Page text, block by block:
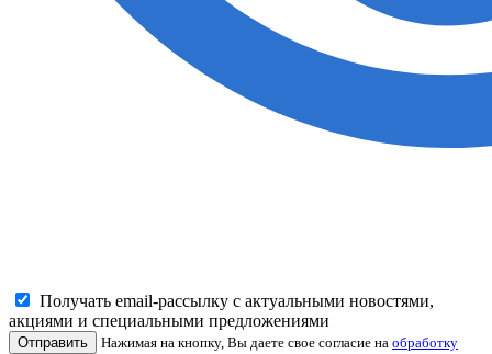
Получать email-рассылку с актуальными новостями,
акциями и специальными предложениями
Отправить Нажимая на кнопку, Вы даете свое согласие на обработку